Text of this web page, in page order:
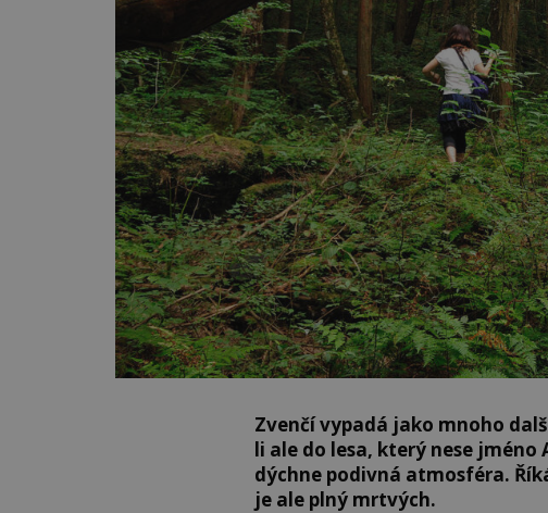
Zvenčí vypadá jako mnoho
li ale do lesa, který nese
dýchne podivná atmosféra.
je ale plný mrtvých.